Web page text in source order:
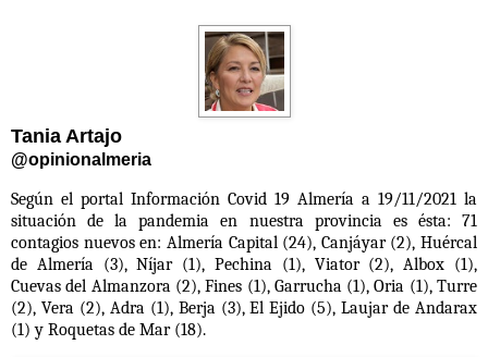
Tania Artajo
@opinionalmeria
Según el portal Información Covid 19 Almería a 19/11/2021 la
situación de la pandemia en nuestra provincia es ésta: 71
contagios nuevos en: Almería Capital (24), Canjáyar (2), Huércal
de Almería (3), Níjar (1), Pechina (1), Viator (2), Albox (1),
Cuevas del Almanzora (2), Fines (1), Garrucha (1), Oria (1), Turre
(2), Vera (2), Adra (1), Berja (3), El Ejido (5), Laujar de Andarax
(1) y Roquetas de Mar (18).